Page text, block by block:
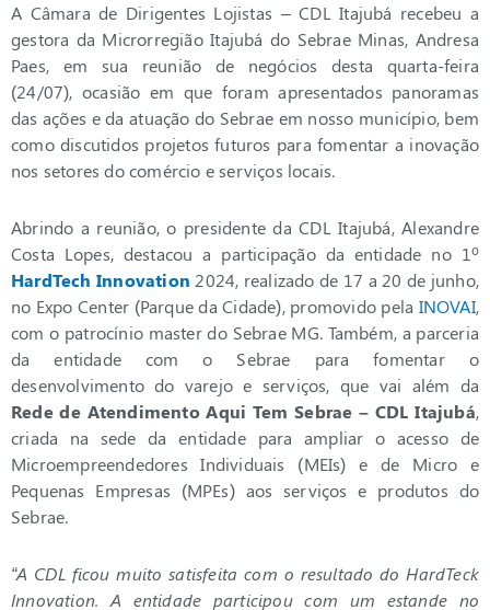
A Câmara de Dirigentes Lojistas – CDL Itajubá recebeu a
gestora da Microrregião Itajubá do Sebrae Minas, Andresa
Paes, em sua reunião de negócios desta quarta-feira
(24/07), ocasião em que foram apresentados panoramas
das ações e da atuação do Sebrae em nosso município, bem
como discutidos projetos futuros para fomentar a inovação
nos setores do comércio e serviços locais.
Abrindo a reunião, o presidente da CDL Itajubá, Alexandre
Costa Lopes, destacou a participação da entidade no 1º
HardTech Innovation 2024, realizado de 17 a 20 de junho,
no Expo Center (Parque da Cidade), promovido pela INOVAI,
com o patrocínio master do Sebrae MG. Também, a parceria
da entidade com o Sebrae para fomentar o
desenvolvimento do varejo e serviços, que vai além da
Rede de Atendimento Aqui Tem Sebrae – CDL Itajubá,
criada na sede da entidade para ampliar o acesso de
Microempreendedores Individuais (MEIs) e de Micro e
Pequenas Empresas (MPEs) aos serviços e produtos do
Sebrae.
“A CDL ficou muito satisfeita com o resultado do HardTeck
Innovation. A entidade participou com um estande no